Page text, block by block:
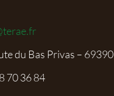
du Bas Privas –
70 36 84